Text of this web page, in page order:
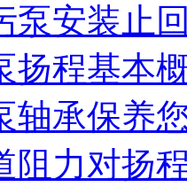
泵安装止
扬程基本
轴承保养
阻力对扬